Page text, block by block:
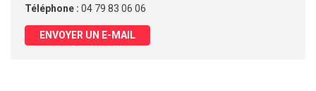
Téléphone : 04 79 83 06 06
ENVOYER UN E-MAIL